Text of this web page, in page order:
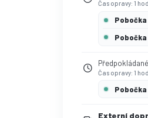
Čas opravy: 1
Pobočka
Pobočka
Čas opravy: 1
Pobočka
Externí